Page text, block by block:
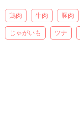
鶏肉 牛肉 豚肉
じゃがいも ツナ